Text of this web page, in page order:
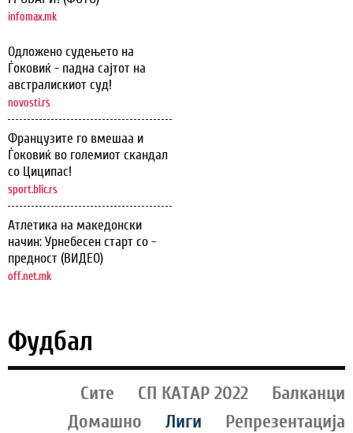
infomax.mk
Одложено судењето на
Ѓоковиќ - падна сајтот на
австралискиот суд!
novosti.rs
Французите го вмешаа и
Ѓоковиќ во големиот скандал
со Циципас!
sport.blic.rs
Атлетика на македонски
начин: Урнебесен старт со -
предност (ВИДЕО)
off.net.mk
Фудбал
Сите СП КАТАР 2022
Балканци
Домашно
Лиги
Репрезентација